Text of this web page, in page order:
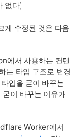
없다)
게 수정된 것은 다음
에서 사용하는 컨텐
는 타입 구조로 변경
입을 굳이 바꾸는
굳이 바꾸는 이유가
Worker에서